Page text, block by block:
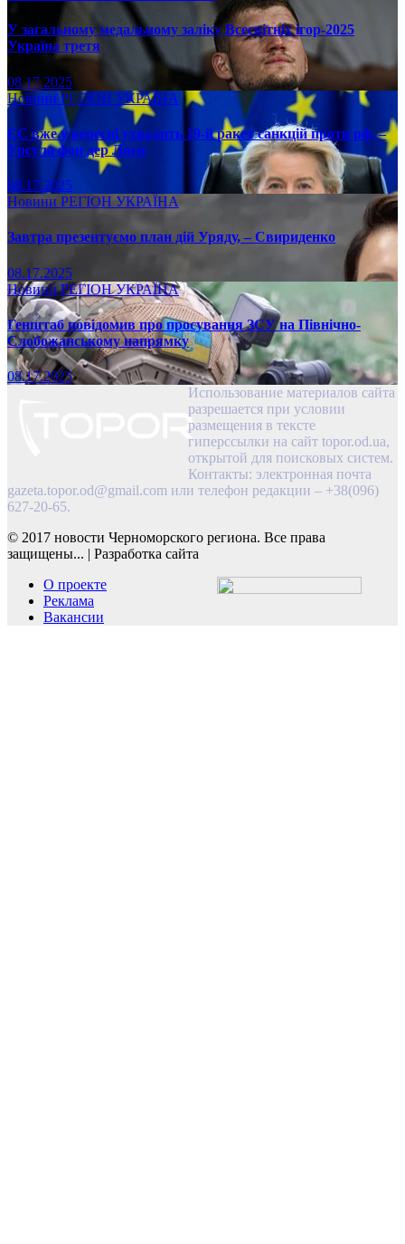
У загальному медальному заліку Всесвітніх ігор-2025
Україна третя
08.17.2025
НовиниРЕГІОН УКРАЇНА
ЄС вже у вересні ухвалить 19-й ракет санкцій проти рф, –
Урсула фон дер Ляєн
08.17.2025
Новини РЕГІОН УКРАЇНА
Завтра презентуємо план дій Уряду, – Свириденко
08.17.2025
НовиниРЕГІОНУКРАЇНА
Генштаб повідомив про просування ЗСУ на Північно-
Слобожанському напрямку
08.17.2025
Использование материалов сайта
разрешается при условии
размещения в тексте
гиперссылки на сайт topor.od.ua,
открытой для поисковых систем.
Контакты: электронная почта
gazeta.topor.od@gmail.com или телефон редакции – +38(096)
627-20-65.
© 2017 новости Черноморского региона. Все права
защищены... | Разработка сайта
О проекте
Реклама
Вакансии